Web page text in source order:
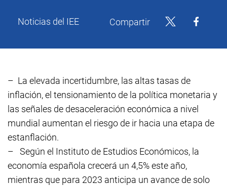
Noticias del IEE Compartir
– La elevada incertidumbre, las altas tasas de
inflación, el tensionamiento de la política monetaria y
las señales de desaceleración económica a nivel
mundial aumentan el riesgo de ir hacia una etapa de
estanflación.
–
Según el Instituto de Estudios Económicos, la
economía española crecerá un 4,5% este año,
mientras que para 2023 anticipa un avance de solo